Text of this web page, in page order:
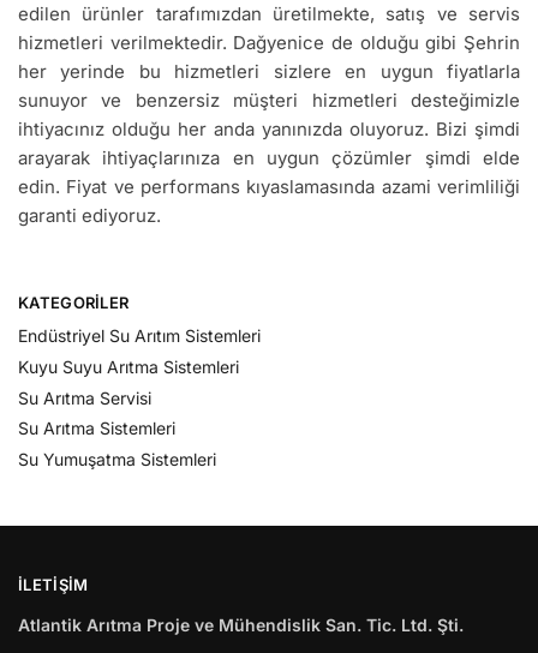
edilen ürünler tarafımızdan üretilmekte, satış ve servis
hizmetleri verilmektedir. Dağyenice de olduğu gibi Şehrin
her yerinde bu hizmetleri sizlere en uygun fiyatlarla
sunuyor ve benzersiz müşteri hizmetleri desteğimizle
ihtiyacınız olduğu her anda yanınızda oluyoruz. Bizi şimdi
arayarak ihtiyaçlarınıza en uygun çözümler şimdi elde
edin. Fiyat ve performans kıyaslamasında azami verimliliği
garanti ediyoruz.
KATEGORILER
Endüstriyel Su Arıtım Sistemleri
Kuyu Suyu Arıtma Sistemleri
Su Arıtma Servisi
Su Arıtma Sistemleri
Su Yumuşatma Sistemleri
İLETIŞIM
Atlantik Arıtma Proje ve Mühendislik San. Tic. Ltd. Şti.